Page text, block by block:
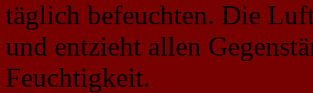
täglich befeuchten. Die
und entzieht allen
Feuchtigkeit.